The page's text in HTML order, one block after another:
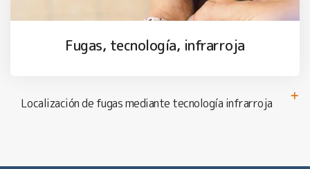
Fugas, tecnología, infrarroja
Localización de fugas mediante tecnología infrarroja